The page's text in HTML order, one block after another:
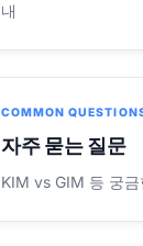
내
COMMON
자주 묻는 질문
KIM vs GIM 등 궁